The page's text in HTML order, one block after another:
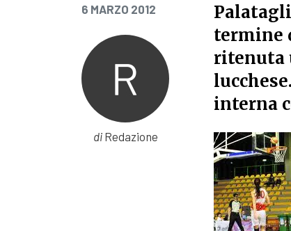
PUBBLICATO IL
6 MARZO 2012
diRedazione
termine
ritenuta
interna